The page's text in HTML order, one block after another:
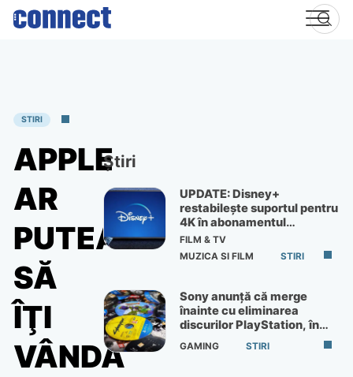
Skip
STIRI
APPLE
AR
PUTEA
SĂ
ÎŢI
VÂNDĂ
Știri
UPDATE: Disney+
restabilește suportul pentru
4K în abonamentul
Premium
FILM & TV
MUZICA SI FILM
STIRI
Sony anunță că merge
înainte cu eliminarea
discurilor PlayStation, în
ciuda protestelor
GAMING STIRI